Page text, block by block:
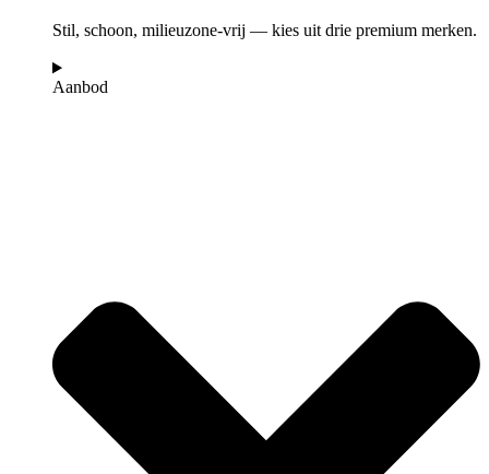
Stil, schoon, milieuzone-vrij — kies uit drie premium merken.
Aanbod